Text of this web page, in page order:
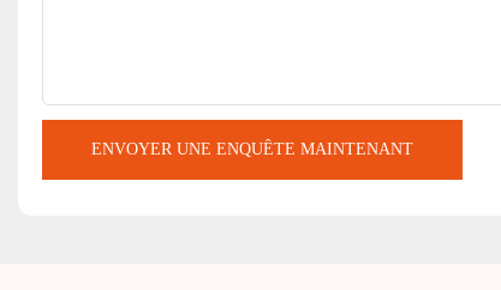
ENVOYER UNE ENQUÊTE MAINTENANT